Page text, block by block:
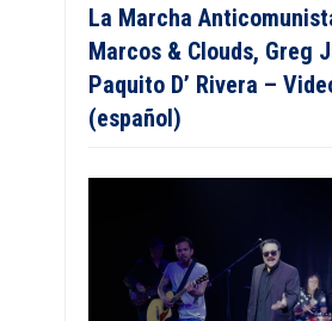
La Marcha
Marcos & Clouds, Greg
Paquito D’ Rivera –
(español)